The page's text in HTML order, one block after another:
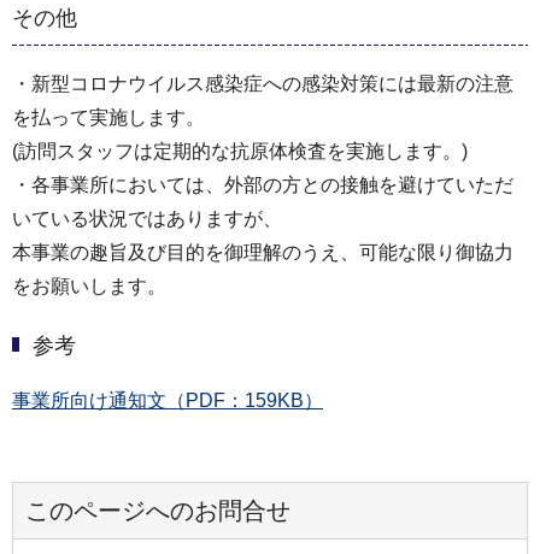
その他
・新型コロナウイルス感染症への感染対策には最新の注意
を払って実施します。
(訪問スタッフは定期的な抗原体検査を実施します。)
・各事業所においては、外部の方との接触を避けていただ
いている状況ではありますが、
本事業の趣旨及び目的を御理解のうえ、可能な限り御協力
をお願いします。
参考
事業所向け通知文（PDF：159KB）
このページへのお問合せ